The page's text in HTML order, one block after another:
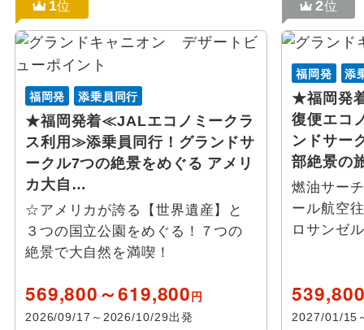
ラピッドシティ
フェアバンクス
フェニックス
グランドティトン国立公園
ボストン又は近郊
アンカレッジ
キャメロン
1位
福岡発 添乗員同行
★福岡発着≪JALエコノミークラ
ス利用≫添乗員同行！グランドサ
ークル7つの絶景をめぐる アメリ
カ大自…
☆アメリカが誇る【世界遺産】と
３つの国立公園をめぐる！７つの
絶景で大自然を満喫！
569,800～619,800円
2026/09/17～2026/10/29出発
2位
福岡発 添
★福岡発
復便エコ
ンドサー
部絶景の
燃油サー
ール航空
ロサンゼ
2027/01/15